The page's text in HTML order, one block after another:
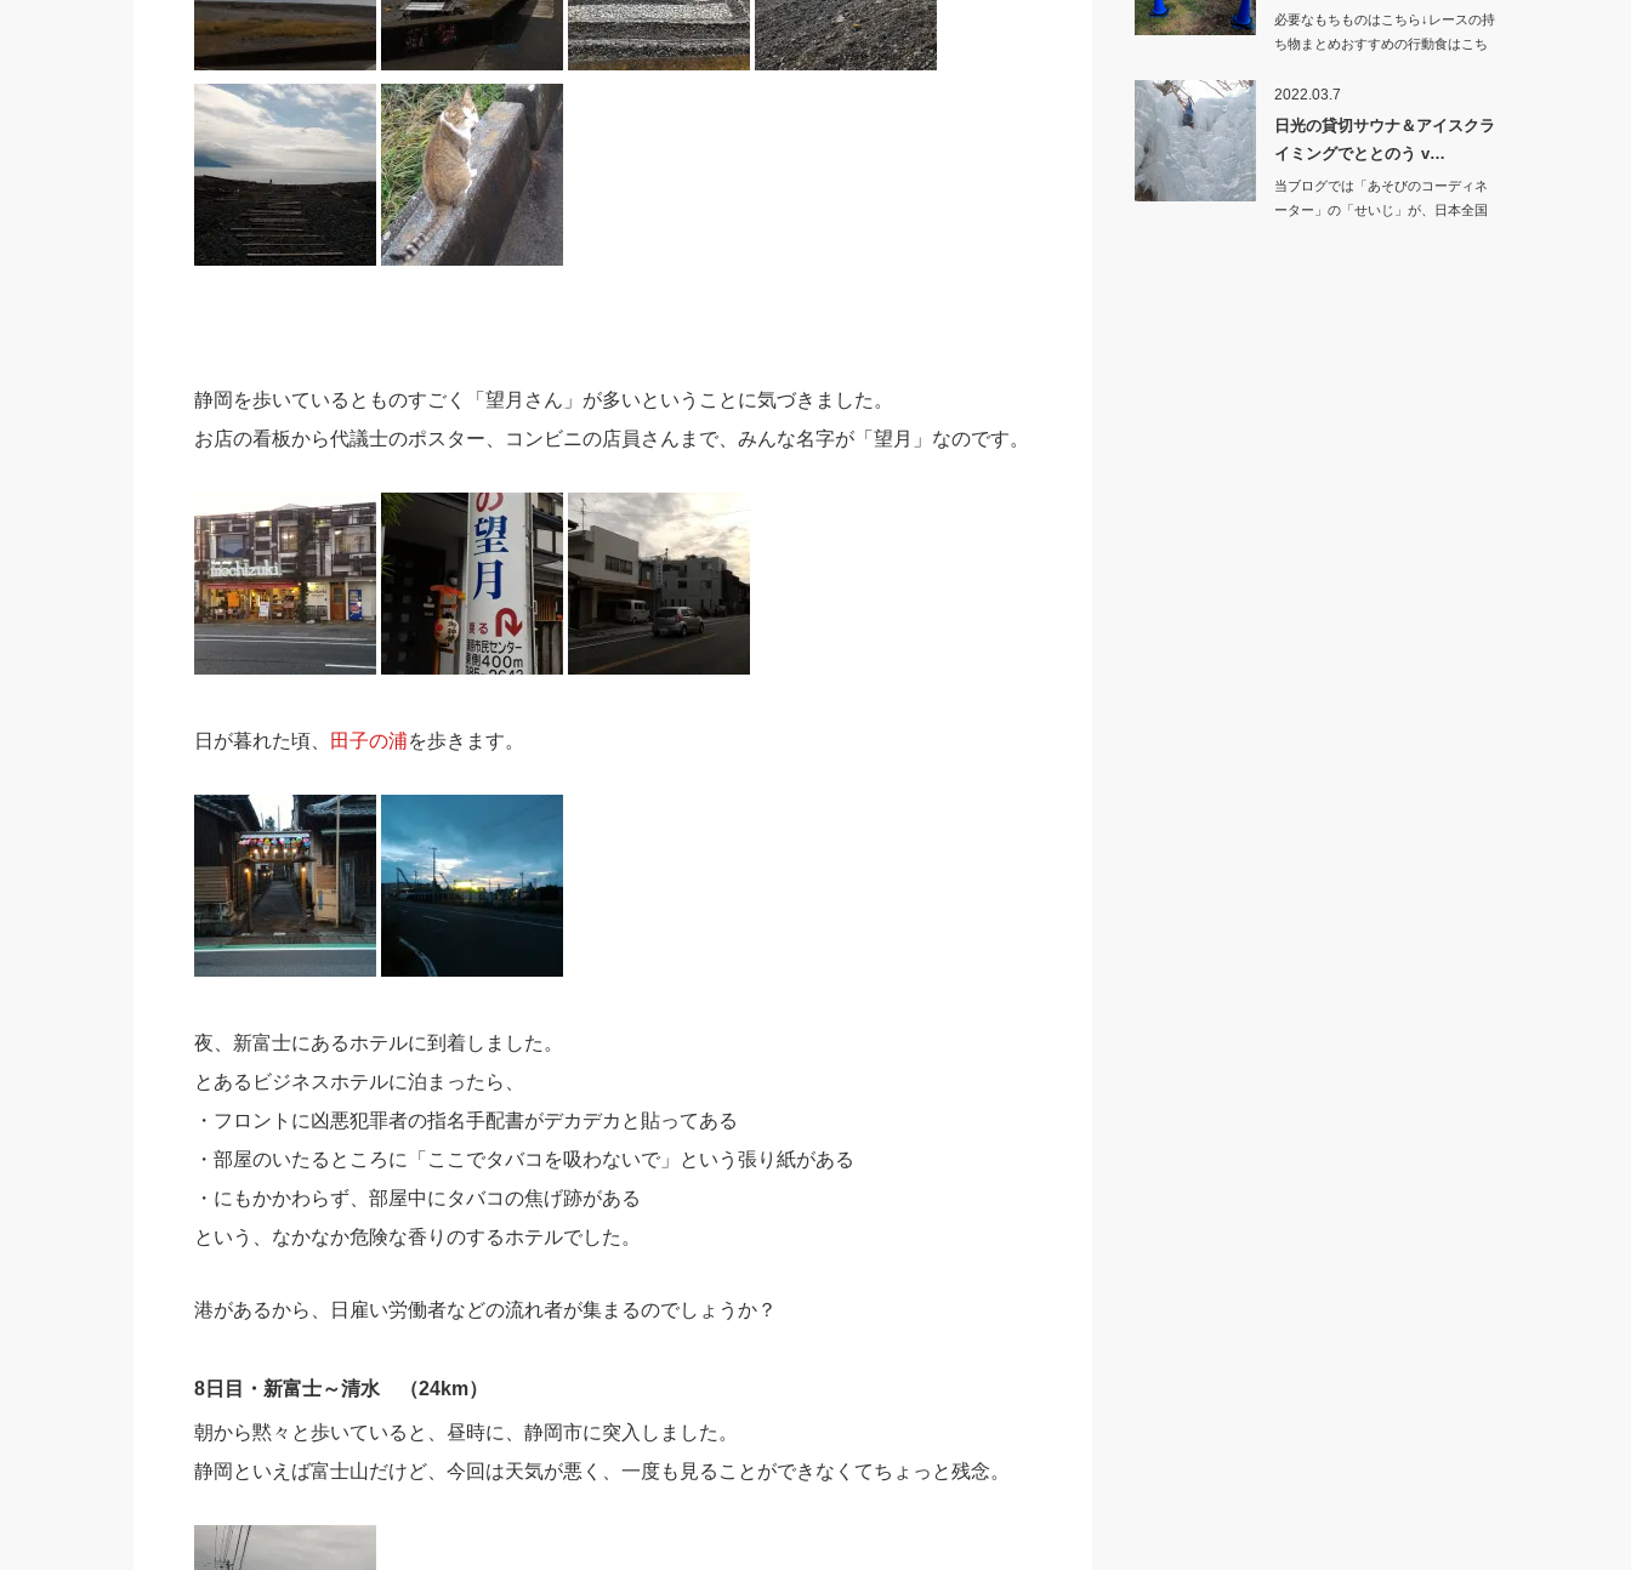
静岡を歩いているとものすごく「望月さん」が多いということに気づきました。
お店の看板から代議士のポスター、コンビニの店員さんまで、みんな名字が「望月」なのです。
日が暮れた頃、 田子の浦を歩きます。
夜、新富士にあるホテルに到着しました。
とあるビジネスホテルに泊まったら、
・フロントに凶悪犯罪者の指名手配書がデカデカと貼ってある
・部屋のいたるところに「ここでタバコを吸わないで」という張り紙がある
・にもかかわらず、部屋中にタバコの焦げ跡がある
という、なかなか危険な香りのするホテルでした。
港があるから、日雇い労働者などの流れ者が集まるのでしょうか？
8日目・新富士～清水 （24km）
朝から黙々と歩いていると、昼時に、静岡市に突入しました。
静岡といえば富士山だけど、今回は天気が悪く、一度も見ることができなくてちょっと残念。
必要なもちものはこちら↓レースの持
ち物まとめおすすめの行動食はこち
2022.03.7
日光の貸切サウナ＆アイスクラ
イミングでととのう v…
当ブログでは「あそびのコーディネ
ーター」の「せいじ」が、日本全国